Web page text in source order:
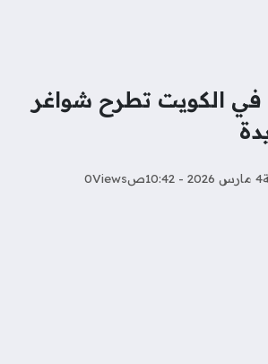
في الكويت تطرح شواغر
4 مارس 2026 - 10:42ص Views
0